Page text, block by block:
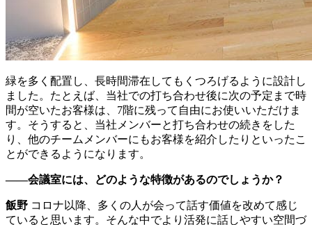
緑を多く配置し、長時間滞在してもくつろげるように設計し
ました。たとえば、当社での打ち合わせ後に次の予定まで時
間が空いたお客様は、7階に残って自由にお使いいただけま
す。そうすると、当社メンバーと打ち合わせの続きをした
り、他のチームメンバーにもお客様を紹介したりといったこ
とができるようになります。
――会議室には、どのような特徴があるのでしょうか？
飯野 コロナ以降、多くの人が会って話す価値を改めて感じ
ていると思います。そんな中でより活発に話しやすい空間づ